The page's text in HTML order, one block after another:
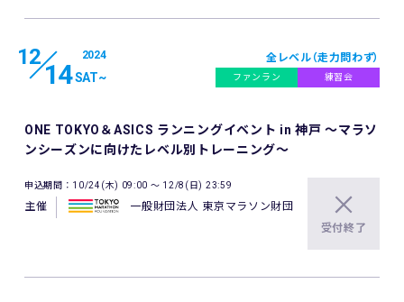
12
14
2024
SAT~
全レベル（走力問わず）
ファンラン 練習会
ONE TOKYO＆ASICS ランニングイベント in 神戸 ～マラソ
ンシーズンに向けたレベル別トレーニング～
申込期間：10/24(木) 09:00 〜 12/8(日) 23:59
主催
一般財団法人 東京マラソン財団
受付終了